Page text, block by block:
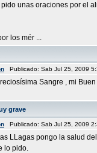
pido unas oraciones por el
los mér ...
Publicado: Sab Jul 25, 2009
Sangre , mi
grave
Publicado: Sab Jul 25, 2009
LLagas pongo la salud
lo pido.